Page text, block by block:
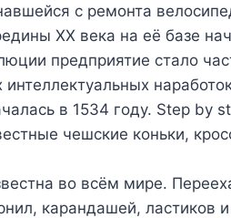
с ремонта
XX века на её базе
предприятие стало
в 1534 году. Step by
чешские коньки,
во всём мире.
карандашей, ластиков